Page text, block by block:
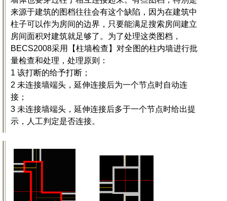
来源于建筑的图档往往会有这个缺陷，因为在建筑中
柱子可以作为房间的边界，只要能满足搜索房间建立
房间面积对建筑就足够了。为了处理这类图档，
BECS2008采用【柱墙检查】对全图的柱内墙进行批
量检查和处理，处理原则：
1 该打断的给予打断；
2 未连接墙端头，延伸连接后为一个节点时自动连
接；
3 未连接墙端头，延伸连接后多于一个节点时给出提
示，人工判定是否连接。